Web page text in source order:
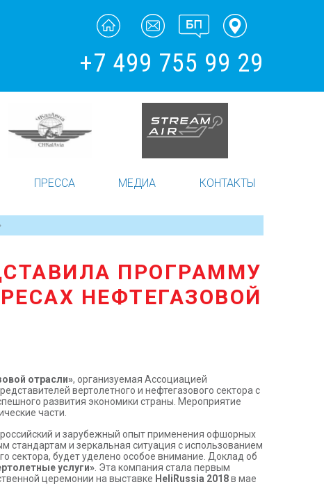
+7 499 755 99 29
ПРЕССА МЕДИА КОНТАКТЫ
ПРОГРАММУ
НЕФТЕГАЗОВОЙ
отрасли», организуемая Ассоциацией
вертолетного и нефтегазового сектора с
развития экономики страны. Мероприятие
части.
российский и зарубежный опыт применения офшорных
стандартам и зеркальная ситуация с использованием
сектора, будет уделено особое внимание. Доклад об
услуги» . Эта компания стала первым
церемонии на выставке HeliRussia 2018в мае